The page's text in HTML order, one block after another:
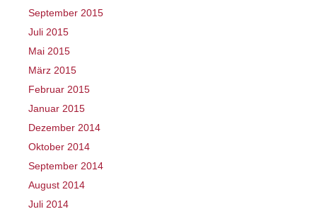
September 2015
Juli 2015
Mai 2015
März 2015
Februar 2015
Januar 2015
Dezember 2014
Oktober 2014
September 2014
August 2014
Juli 2014